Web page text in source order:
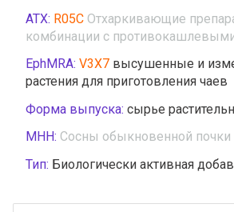
АТХ: R05C Отхаркивающие
комбинации с
EphMRA: V3X7 высушенные и
растения для приготовления чаев
Форма выпуска: сырье
МНН: Сосны обыкновенной почки
Тип: Биологически активная